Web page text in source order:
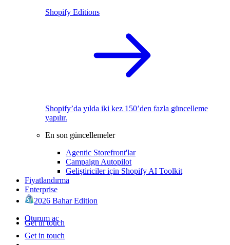
Shopify Editions
Shopify’da yılda iki kez 150’den fazla güncelleme
yapılır.
En son güncellemeler
Agentic Storefront'lar
Campaign Autopilot
Geliştiriciler için Shopify AI Toolkit
Fiyatlandırma
Enterprise
2026 Bahar Edition
Oturum aç
Get in touch
Get in touch